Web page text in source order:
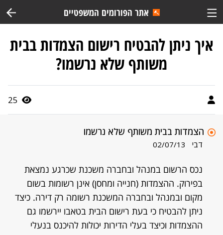
אתר הפורומים המשפטיים
איך ניתן להבטיח רישום הצמדות בבית
משותף שלא נרשמו?
25
הצמדות בבית משותף שלא נרשמו
דבי 02/07/13
נכס הרשום במנהל ובחברה משכנת שכרגע נמצאת
בפירוק. ההצמדות (חנייה ומחסן) אינן רשומות בשום
מקום ובמנהל ובחברה המשכנת רשומה רק דירה. כיצד
ניתן להבטיח כי בעת רישום הבית בטאבו יירשמו גם
ההצמדות וכיצד בעלי הדירות יכולות להיכנס בנעלי